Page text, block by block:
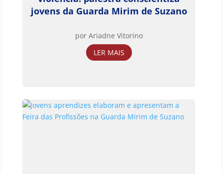
jovens da Guarda Mirim de Suzano
por Ariadne Vitorino
LER MAIS